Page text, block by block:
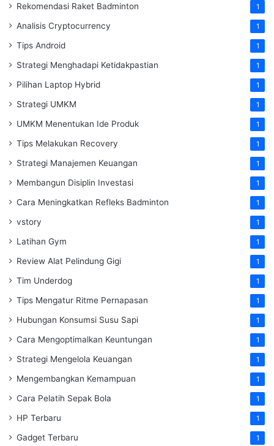
Rekomendasi Raket Badminton 1
Analisis Cryptocurrency 1
Tips Android 1
Strategi Menghadapi Ketidakpastian 1
Pilihan Laptop Hybrid 1
Strategi UMKM 1
UMKM Menentukan Ide Produk 1
Tips Melakukan Recovery 1
Strategi Manajemen Keuangan 1
Membangun Disiplin Investasi 1
Cara Meningkatkan Refleks Badminton 1
vstory 1
Latihan Gym 1
Review Alat Pelindung Gigi 1
Tim Underdog 1
Tips Mengatur Ritme Pernapasan 1
Hubungan Konsumsi Susu Sapi 1
Cara Mengoptimalkan Keuntungan 1
Strategi Mengelola Keuangan 1
Mengembangkan Kemampuan 1
Cara Pelatih Sepak Bola 1
HP Terbaru 1
Gadget Terbaru 1